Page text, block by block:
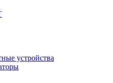
устройства